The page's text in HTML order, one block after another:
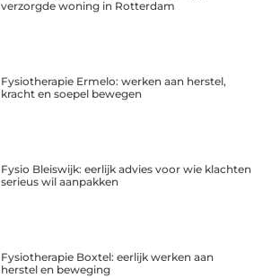
verzorgde woning in Rotterdam
Fysiotherapie Ermelo: werken aan herstel,
kracht en soepel bewegen
Fysio Bleiswijk: eerlijk advies voor wie klachten
serieus wil aanpakken
Fysiotherapie Boxtel: eerlijk werken aan
herstel en beweging